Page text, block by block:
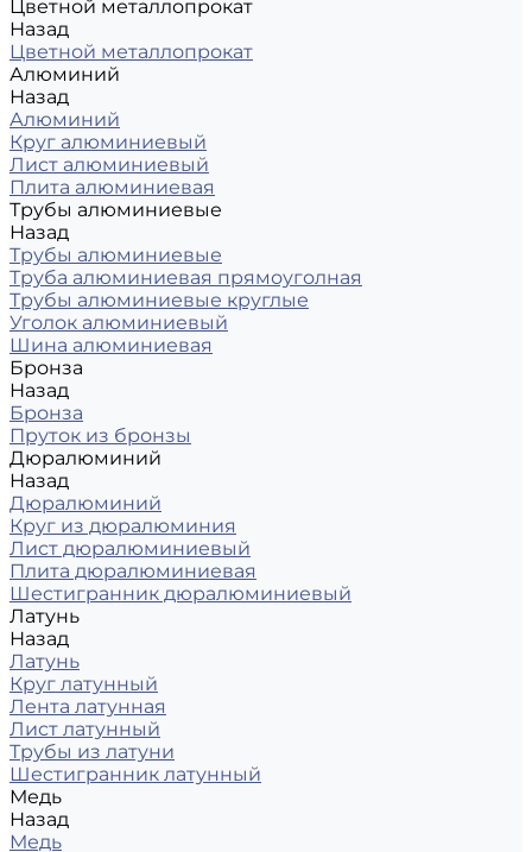
Цветной металлопрокат
Назад
Цветной металлопрокат
Алюминий
Назад
Алюминий
Круг алюминиевый
Лист алюминиевый
Плита алюминиевая
Трубы алюминиевые
Назад
Трубы алюминиевые
Труба алюминиевая прямоуголная
Трубы алюминиевые круглые
Уголок алюминиевый
Шина алюминиевая
Бронза
Назад
Бронза
Пруток из бронзы
Дюралюминий
Назад
Дюралюминий
Круг из дюралюминия
Лист дюралюминиевый
Плита дюралюминиевая
Шестигранник дюралюминиевый
Латунь
Назад
Латунь
Круг латунный
Лента латунная
Лист латунный
Трубы из латуни
Шестигранник латунный
Медь
Назад
Медь